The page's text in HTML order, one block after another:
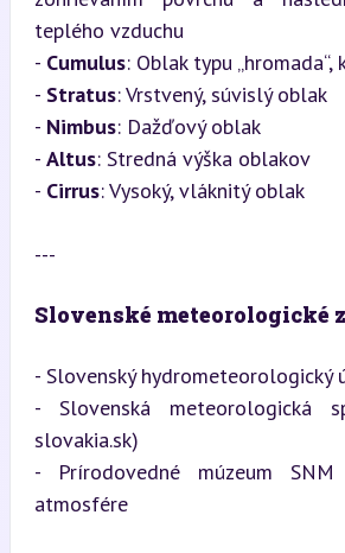
teplého vzduchu
- Cumulus: Oblak typu „hromada“,
- Stratus: Vrstvený, súvislý oblak
- Nimbus: Dažďový oblak
- Altus: Stredná výška oblakov
- Cirrus: Vysoký, vláknitý oblak
---
Slovenské meteorologické
- Slovenský hydrometeorologický
- Slovenská meteorologická
slovakia.sk)
- Prírodovedné múzeum
atmosfére